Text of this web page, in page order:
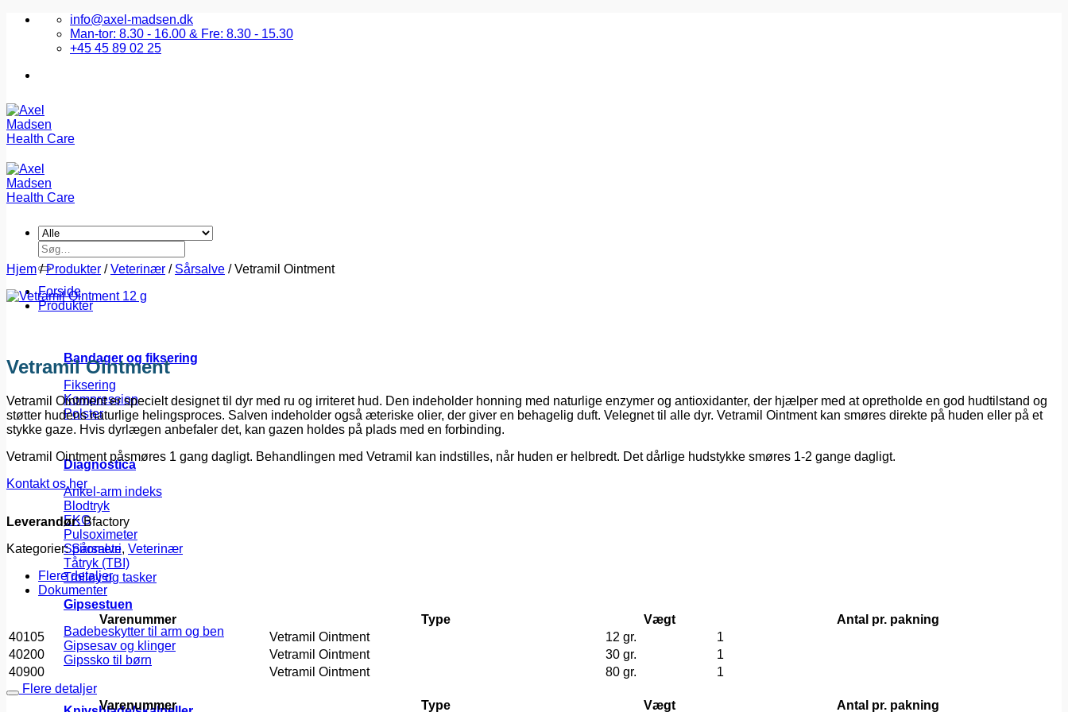
Fortsæt
info@axel-madsen.dk
Man-tor: 8.30 - 16.00 & Fre: 8.30 - 15.30
+45 45 89 02 25
Søg
efter:
Forside
Produkter
Bandager og fiksering
Fiksering
Kompression
Polster
Diagnostica
Ankel-arm indeks
Blodtryk
EKG
Pulsoximeter
Spirometri
Tåtryk (TBI)
Trolley og tasker
Gipsestuen
Badebeskytter til arm og ben
Gipsesav og klinger
Gipssko til børn
Hjem/Produkter /Veterinær / Sårsalve /Vetramil Ointment
Vetramil Ointment
Vetramil Ointment er specielt designet til dyr med ru og irriteret hud. Den indeholder honning med naturlige enzymer og antioxidanter, der hjælper med at opretholde en god hudtilstand og
støtter hudens naturlige helingsproces. Salven indeholder også æteriske olier, der giver en behagelig duft. Velegnet til alle dyr. Vetramil Ointment kan smøres direkte på huden eller på et
stykke gaze. Hvis dyrlægen anbefaler det, kan gazen holdes på plads med en forbinding.
Vetramil Ointment påsmøres 1 gang dagligt. Behandlingen med Vetramil kan indstilles, når huden er helbredt. Det dårlige hudstykke smøres 1-2 gange dagligt.
Kontakt os her
Leverandør:Bfactory
Kategorier:Sårsalve, Veterinær
Flere detaljer
Dokumenter
Varenummer Type Vægt
Antal pr. pakning
40105
Vetramil Ointment 12 gr.
1
40200
Vetramil Ointment 30 gr.
1
40900
Vetramil Ointment 80 gr.
1
Flere detaljer
Varenummer
Type Vægt
Antal pr. pakning